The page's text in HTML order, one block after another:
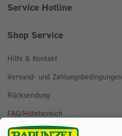
Service Hotline
Shop Service
Hilfe & Kontakt
Versand- und Zahlungsbedingungen
Rücksendung
FAQ/Hilfebereich